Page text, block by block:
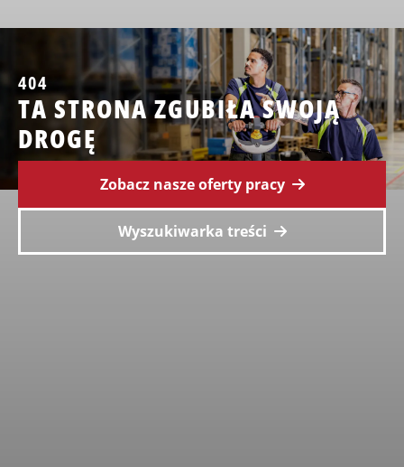
404
TA STRONA ZGUBIŁA SWOJĄ
DROGĘ
Zobacz nasze oferty pracy
Wyszukiwarka treści